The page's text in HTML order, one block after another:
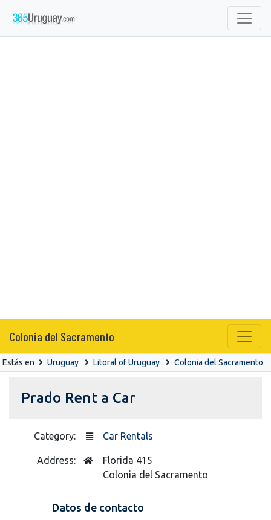
Colonia del Sacramento
Estás en Uruguay Litoral of Uruguay Colonia del Sacramento
Prado Rent a Car
Category: Car Rentals
Address:
Florida 415
Colonia del Sacramento
Datos de contacto